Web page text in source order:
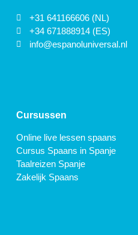
+31 641166606 (NL)
+34 671888914 (ES)
info@espanoluniversal.nl
Cursussen
Online live lessen spaans
Cursus Spaans in Spanje
Taalreizen Spanje
Zakelijk Spaans